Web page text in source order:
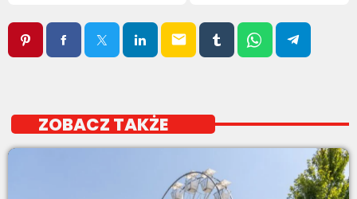
email
ZOBACZ TAKŻE